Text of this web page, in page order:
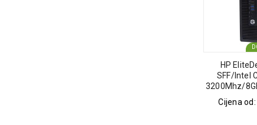
HP
SFF/Intel
3200Mhz/
SSD SATA/
Cijena od: